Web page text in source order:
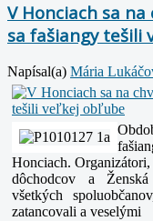
V Honciach sa
sa fašiangy tešili
Napísal(a) Mária
Honciach.
dôchodcov a
všetkých
zatancovali a veselými